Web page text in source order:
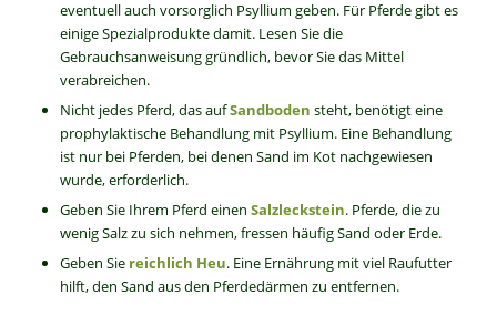
eventuell auch vorsorglich Psyllium geben. Für Pferde gibt es
einige Spezialprodukte damit. Lesen Sie die
Gebrauchsanweisung gründlich, bevor Sie das Mittel
verabreichen.
Nicht jedes Pferd, das aufSandboden steht, benötigt eine
prophylaktische Behandlung mit Psyllium. Eine Behandlung
ist nur bei Pferden, bei denen Sand im Kot nachgewiesen
wurde, erforderlich.
Geben Sie Ihrem Pferd einen Salzleckstein. Pferde, die zu
wenig Salz zu sich nehmen, fressen häufig Sand oder Erde.
Geben Sie reichlich Heu. Eine Ernährung mit viel Raufutter
hilft, den Sand aus den Pferdedärmen zu entfernen.